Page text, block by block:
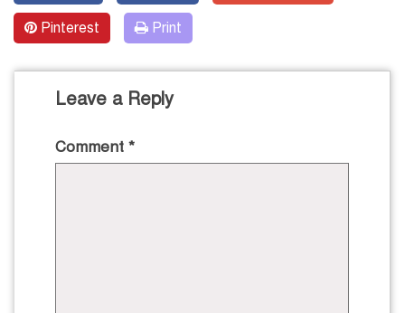
Pinterest Print
Leave a Reply
Comment *